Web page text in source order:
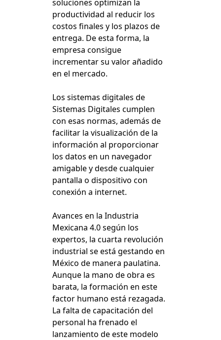
soluciones optimizan la
productividad al reducir los
costos finales y los plazos de
entrega. De esta forma, la
empresa consigue
incrementar su valor añadido
en el mercado.
Los sistemas digitales de
Sistemas Digitales cumplen
con esas normas, además de
facilitar la visualización de la
información al proporcionar
los datos en un navegador
amigable y desde cualquier
pantalla o dispositivo con
conexión a internet.
Avances en la Industria
Mexicana 4.0 según los
expertos, la cuarta revolución
industrial se está gestando en
México de manera paulatina.
Aunque la mano de obra es
barata, la formación en este
factor humano está rezagada.
La falta de capacitación del
personal ha frenado el
lanzamiento de este modelo